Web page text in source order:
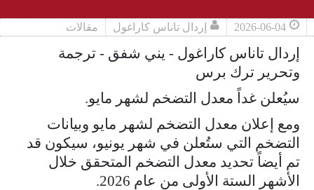
2026-06-04 إردال تاناس كاراغول مقالات
إردال تاناس كاراغول - يني شفق - ترجمة
وتحرير ترك برس
سيُعلن غداً معدل التضخم لشهر مايو.
ومع إعلان معدل التضخم لشهر مايو وبيانات
التضخم التي ستُعلن في شهر يونيو، سيكون قد
تم أيضاً تحديد معدل التضخم المتحقق خلال
الأشهر الستة الأولى من عام 2026.